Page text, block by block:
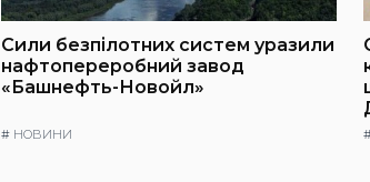
Сили безпілотних систем уразили
нафтопереробний завод
«Башнефть-Новойл»
# НОВИНИ